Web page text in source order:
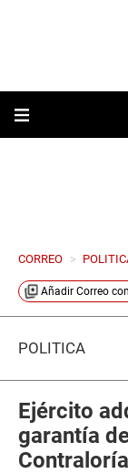
CORREO >
Añadir Correo
POLÍTICA
Ejército
garantía
Contraloría